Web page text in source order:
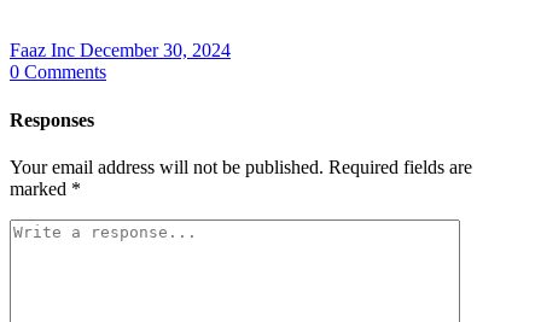
Faaz Inc December 30, 2024
0 Comments
Responses
Your email address will not be published. Required fields are
marked *